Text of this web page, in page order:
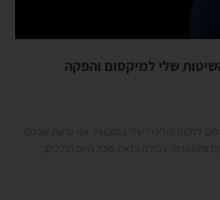
שלי למיקסום והפקה
ללקוח קולינרי שלי בסוכנות. אני יודעת שכלפי
ופוטוגנית. עבודה כזאת שכל היום הולכים,